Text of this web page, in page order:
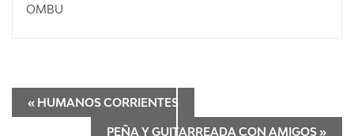
OMBU
« HUMANOS CORRIENTES
PEÑA Y GUITARREADA CON AMIGOS »